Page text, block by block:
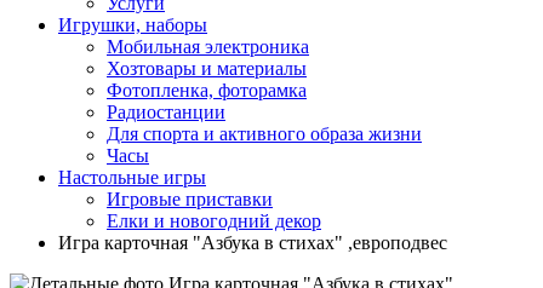
Игрушки, наборы
Мобильная электроника
Хозтовары и материалы
Фотопленка, фоторамка
Радиостанции
Для спорта и активного образа жизни
Часы
Настольные игры
Игровые приставки
Елки и новогодний декор
Игра карточная "Азбука в стихах" ,европодвес